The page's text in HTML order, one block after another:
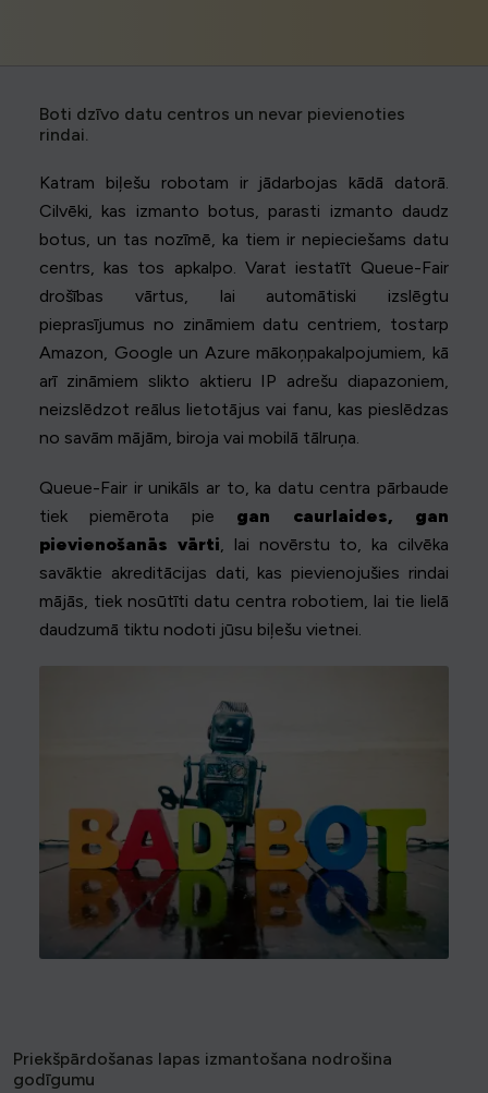
Boti dzīvo datu centros un nevar pievienoties
rindai.
Katram biļešu robotam ir jādarbojas kādā datorā.
Cilvēki, kas izmanto botus, parasti izmanto daudz
botus, un tas nozīmē, ka tiem ir nepieciešams datu
centrs, kas tos apkalpo. Varat iestatīt Queue-Fair
drošības vārtus, lai automātiski izslēgtu
pieprasījumus no zināmiem datu centriem, tostarp
Amazon, Google un Azure mākoņpakalpojumiem, kā
arī zināmiem slikto aktieru IP adrešu diapazoniem,
neizslēdzot reālus lietotājus vai fanu, kas pieslēdzas
no savām mājām, biroja vai mobilā tālruņa.
Queue-Fair ir unikāls ar to, ka datu centra pārbaude
tiek piemērota pie gan caurlaides, gan
pievienošanās vārti , lai novērstu to, ka cilvēka
savāktie akreditācijas dati, kas pievienojušies rindai
mājās, tiek nosūtīti datu centra robotiem, lai tie lielā
daudzumā tiktu nodoti jūsu biļešu vietnei.
Priekšpārdošanas lapas izmantošana nodrošina
godīgumu